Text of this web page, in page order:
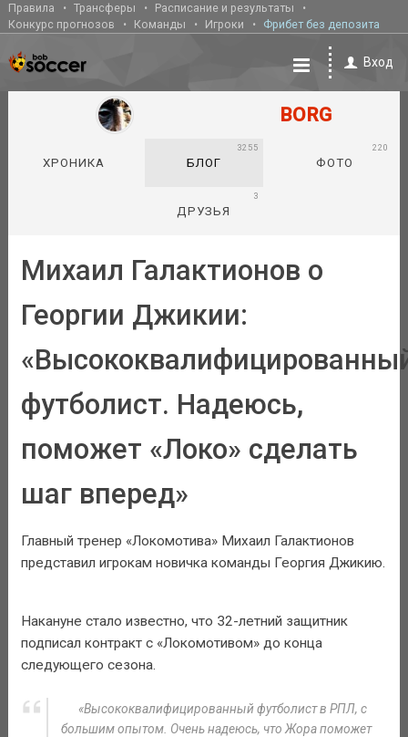
Правила Трансферы
Расписание и результаты
Конкурс прогнозов
Команды Игроки Фрибет без депозита
Вход
BORG
ХРОНИКА БЛОГ
3255
ФОТО
220
ДРУЗЬЯ
3
Михаил Галактионов о
Георгии Джикии:
футболист. Надеюсь,
поможет «Локо» сделать
шаг вперед»
Главный тренер «Локомотива» Михаил Галактионов
представил игрокам новичка команды Георгия Джикию.
Накануне стало известно, что 32-летний защитник
подписал контракт с «Локомотивом» до конца
следующего сезона.
«Высококвалифицированный футболист в РПЛ, с
большим опытом. Очень надеюсь, что Жора поможет